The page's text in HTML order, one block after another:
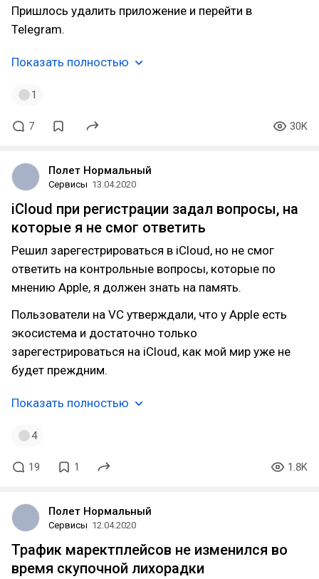
Пришлось удалить приложение и перейти в
Telegram.
Показать полностью
1
7 30K
Полет Нормальный
Сервисы 13.04.2020
iCloud при регистрации задал вопросы, на
которые я не смог ответить
Решил зарегестрироваться в iCloud, но не смог
ответить на контрольные вопросы, которые по
мнению Apple, я должен знать на память.
Пользователи на VC утверждали, что у Apple есть
экосистема и достаточно только
зарегестрироваться на iCloud, как мой мир уже не
будет преждним.
Показать полностью
4
19 1 1.8K
Полет Нормальный
Сервисы 12.04.2020
Трафик маректплейсов не изменился во
время скупочной лихорадки